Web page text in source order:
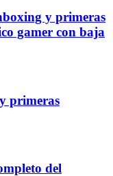
y primeras
gamer con baja
primeras
del